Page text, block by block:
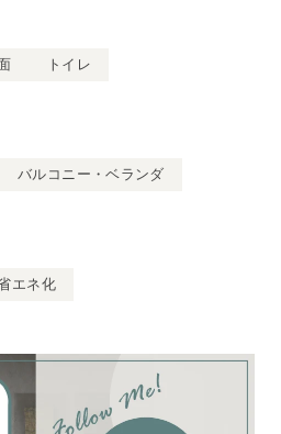
トイレ
バルコニー・ベランダ
エネ化